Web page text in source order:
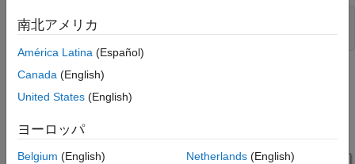
modelname =
open_system(modelname);
南北アメリカ
América Latina (Español)
Canada (English)
United States (English)
ヨーロッパ
Belgium (English)
Netherlands(English)